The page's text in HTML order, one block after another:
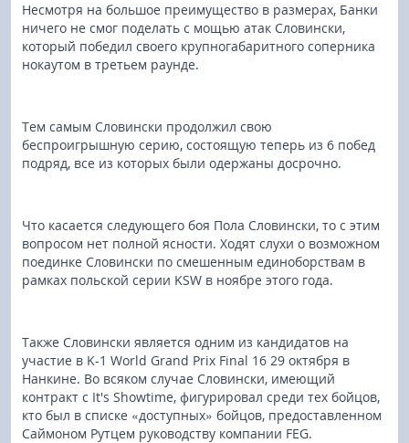
Несмотря на большое преимущество в размерах, Банки
ничего не смог поделать с мощью атак Словински,
который победил своего крупногабаритного соперника
нокаутом в третьем раунде.
Тем самым Словински продолжил свою
беспроигрышную серию, состоящую теперь из 6 побед
подряд, все из которых были одержаны досрочно.
Что касается следующего боя Пола Словински, то с этим
вопросом нет полной ясности. Ходят слухи о возможном
поединке Словински по смешенным единоборствам в
рамках польской серии KSW в ноябре этого года.
Также Словински является одним из кандидатов на
участие в K-1 World Grand Prix Final 16 29 октября в
Нанкине. Во всяком случае Словински, имеющий
контракт с It's Showtime, фигурировал среди тех бойцов,
кто был в списке «доступных» бойцов, предоставленном
Саймоном Рутцем руководству компании FEG.